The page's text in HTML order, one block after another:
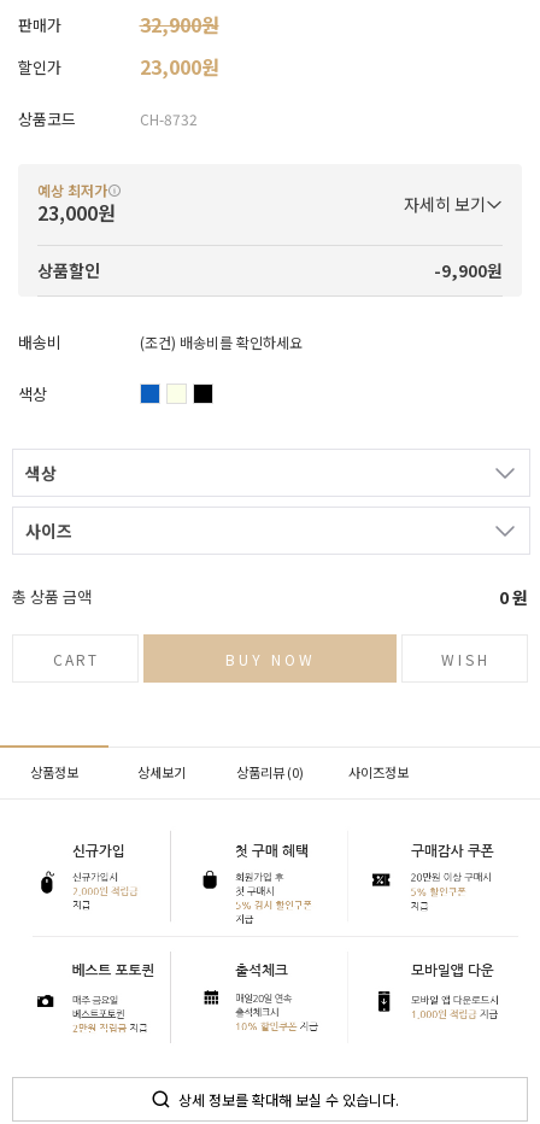
판매가 32,900원
할인가 23,000원
상품코드 CH-8732
예상 최저가
23,000원 자세히 보기
상품할인 -9,900원
배송비 (조건) 배송비를 확인하세요
색상
색상
사이즈
총 상품 금액 0원
CART BUY NOW WISH
상품정보 상세보기 상품리뷰 (0) 사이즈정보
상세 정보를 확대해 보실 수 있습니다.